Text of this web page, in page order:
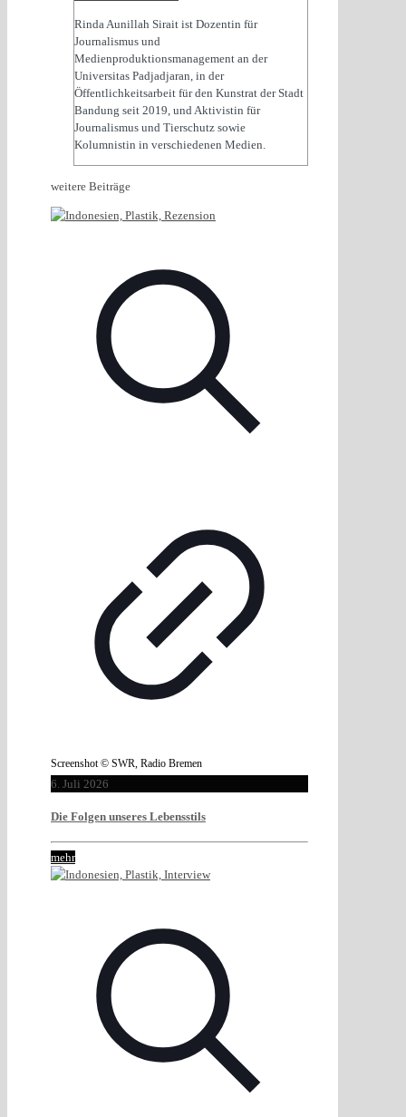
Rinda Aunillah Sirait ist Dozentin für
Journalismus und
Medienproduktionsmanagement an der
Universitas Padjadjaran, in der
Öffentlichkeitsarbeit für den Kunstrat der Stadt
Bandung seit 2019, und Aktivistin für
Journalismus und Tierschutz sowie
Kolumnistin in verschiedenen Medien.
weitere Beiträge
Screenshot © SWR, Radio Bremen
6. Juli 2026
Die Folgen unseres Lebensstils
mehr